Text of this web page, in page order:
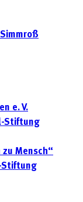
e. V.
Stiftung
Mensch“
Stiftung